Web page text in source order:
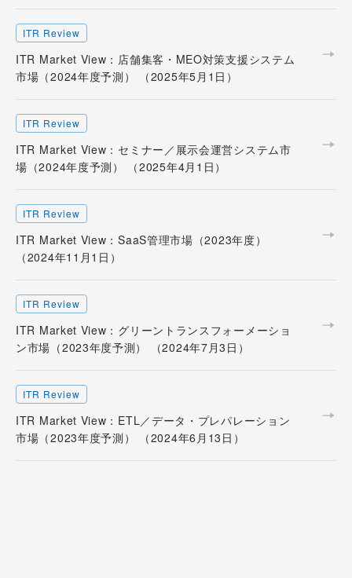
ITR Review
ITR Market View：店舗集客・MEO対策支援システム
市場（2024年度予測） （2025年5月1日）
ITR Review
ITR Market View：セミナー／展示会運営システム市
場（2024年度予測） （2025年4月1日）
ITR Review
ITR Market View：SaaS管理市場（2023年度）
（2024年11月1日）
ITR Review
ITR Market View：グリーントランスフォーメーショ
ン市場（2023年度予測） （2024年7月3日）
ITR Review
ITR Market View：ETL／データ・プレパレーション
市場（2023年度予測） （2024年6月13日）